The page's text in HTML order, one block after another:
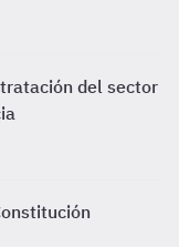
del sector